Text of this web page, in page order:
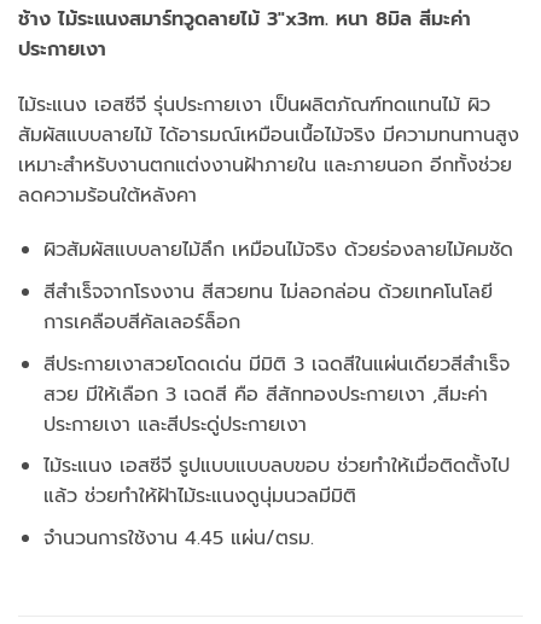
ช้าง ไม้ระแนงสมาร์ทวูดลายไม้ 3″x3m. หนา 8มิล สีมะค่า
ประกายเงา
ไม้ระแนง เอสซีจี รุ่นประกายเงา เป็นผลิตภัณฑ์ทดแทนไม้ ผิว
สัมผัสแบบลายไม้ ได้อารมณ์เหมือนเนื้อไม้จริง มีความทนทานสูง
เหมาะสำหรับงานตกแต่งงานฝ้าภายใน และภายนอก อีกทั้งช่วย
ลดความร้อนใต้หลังคา
ผิวสัมผัสแบบลายไม้ลึก เหมือนไม้จริง ด้วยร่องลายไม้คมชัด
สีสำเร็จจากโรงงาน สีสวยทน ไม่ลอกล่อน ด้วยเทคโนโลยี
การเคลือบสีคัลเลอร์ล็อก
สีประกายเงาสวยโดดเด่น มีมิติ 3 เฉดสีในแผ่นเดียวสีสำเร็จ
สวย มีให้เลือก 3 เฉดสี คือ สีสักทองประกายเงา ,สีมะค่า
ประกายเงา และสีประดู่ประกายเงา
ไม้ระแนง เอสซีจี รูปแบบแบบลบขอบ ช่วยทำให้เมื่อติดตั้งไป
แล้ว ช่วยทำให้ฝ้าไม้ระแนงดูนุ่มนวลมีมิติ
จำนวนการใช้งาน 4.45 แผ่น/ตรม.